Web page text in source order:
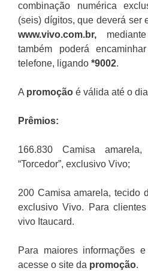
combinação numérica
(seis) dígitos, que deverá ser
www.vivo.com.br,
também poderá
telefone, ligando *9002.
A promoção é válida até o
Prêmios:
166.830 Camisa
“Torcedor”, exclusivo Vivo;
200 Camisa amarela, tecido
exclusivo Vivo. Para
vivo Itaucard.
Para maiores informações
acesse o site da promoção.